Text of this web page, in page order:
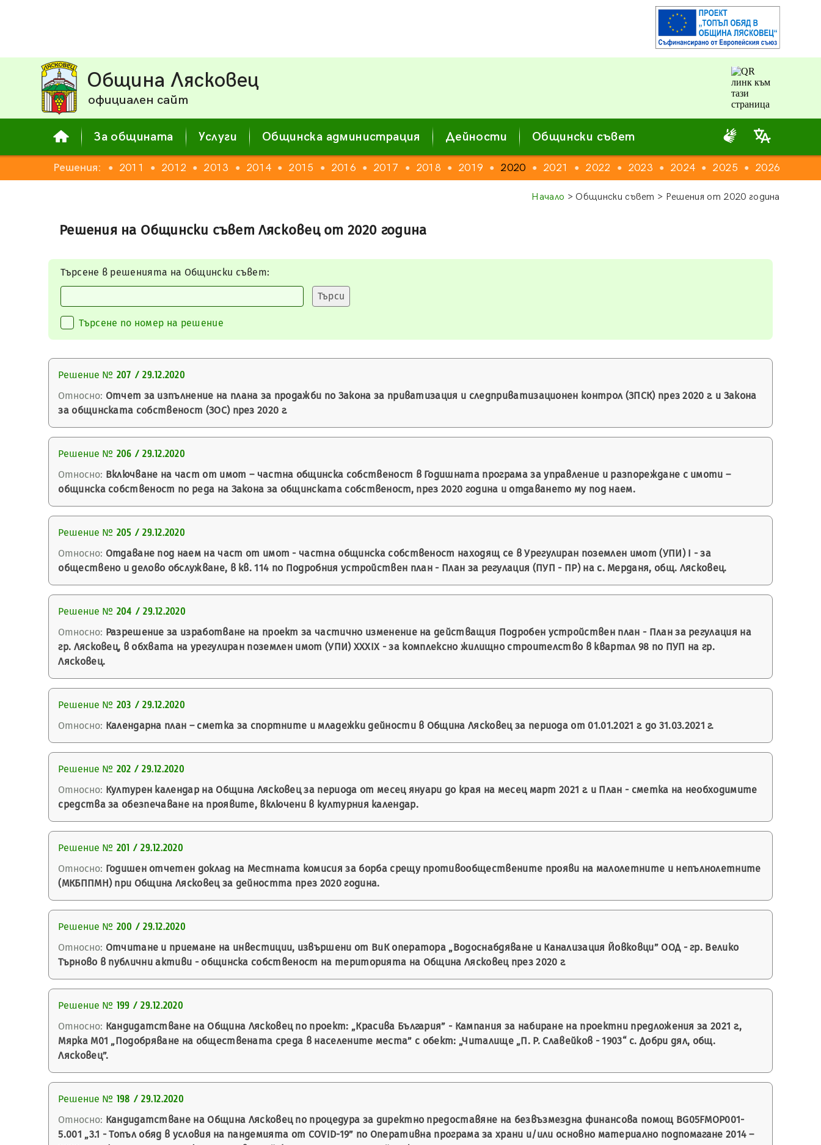
Община Лясковец
официален сайт
За общината Услуги Общинска администрация Дейности Общински съвет
Решения:
2009 ● 2010 ● 2011 ● 2012 ● 2013 ● 2014 ● 2015 ● 2016 ● 2017 ● 2018 ● 2019 ● 2020 ● 2021 ● 2022 ● 2023 ● 2024 ● 2025 ● 2026
Начало > Общински съвет > Решения от 2020 година
Решения на Общински съвет Лясковец от 2020 година
Търсене в решенията на Общински съвет:
Търсене по номер на решение
Решение № 207 / 29.12.2020
Относно: Отчет за изпълнение на плана за продажби по Закона за приватизация и следприватизационен контрол (ЗПСК) през 2020 г. и Закона
за общинската собственост (ЗОС) през 2020 г.
Решение № 206 / 29.12.2020
Относно: Включване на част от имот – частна общинска собственост в Годишната програма за управление и разпореждане с имоти –
общинска собственост по реда на Закона за общинската собственост, през 2020 година и отдаването му под наем.
Решение № 205 / 29.12.2020
Относно: Отдаване под наем на част от имот - частна общинска собственост находящ се в Урегулиран поземлен имот (УПИ) І - за
обществено и делово обслужване, в кв. 114 по Подробния устройствен план - План за регулация (ПУП - ПР) на с. Мерданя, общ. Лясковец.
Решение № 204 / 29.12.2020
Относно: Разрешение за изработване на проект за частично изменение на действащия Подробен устройствен план - План за регулация на
гр. Лясковец, в обхвата на урегулиран поземлен имот (УПИ) XXXІX - за комплексно жилищно строителство в квартал 98 по ПУП на гр.
Лясковец.
Решение № 203 / 29.12.2020
Относно: Календарна план – сметка за спортните и младежки дейности в Община Лясковец за периода от 01.01.2021 г. до 31.03.2021 г.
Решение № 202 / 29.12.2020
Относно: Културен календар на Община Лясковец за периода от месец януари до края на месец март 2021 г. и План - сметка на необходимите
средства за обезпечаване на проявите, включени в културния календар.
Решение № 201 / 29.12.2020
Относно: Годишен отчетен доклад на Местната комисия за борба срещу противообществените прояви на малолетните и непълнолетните
(МКБППМН) при Община Лясковец за дейността през 2020 година.
Решение № 200 / 29.12.2020
Относно: Отчитане и приемане на инвестиции, извършени от ВиК оператора „Водоснабдяване и Канализация Йовковци” ООД - гр. Велико
Търново в публични активи - общинска собственост на територията на Община Лясковец през 2020 г.
Решение № 199 / 29.12.2020
Относно: Кандидатстване на Община Лясковец по проект: „Красива България” - Кампания за набиране на проектни предложения за 2021 г.,
Мярка М01 „Подобряване на обществената среда в населените места” с обект: „Читалище „П. Р. Славейков - 1903“ с. Добри дял, общ.
Лясковец”.
Решение № 198 / 29.12.2020
Относно: Кандидатстване на Община Лясковец по процедура за директно предоставяне на безвъзмездна финансова помощ BG05FMOP001-
5.001 „3.1 - Топъл обяд в условия на пандемията от COVID-19” по Оперативна програма за храни и/или основно материално подпомагане 2014 –